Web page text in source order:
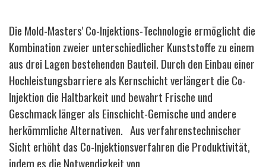
Die Mold-Masters' Co-Injektions-Technologie ermöglicht die
Kombination zweier unterschiedlicher Kunststoffe zu einem
aus drei Lagen bestehenden Bauteil. Durch den Einbau einer
Hochleistungsbarriere als Kernschicht verlängert die Co-
Injektion die Haltbarkeit und bewahrt Frische und
Geschmack länger als Einschicht-Gemische und andere
herkömmliche Alternativen. Aus verfahrenstechnischer
Sicht erhöht das Co-Injektionsverfahren die Produktivität,
indem es die Notwendigkeit von